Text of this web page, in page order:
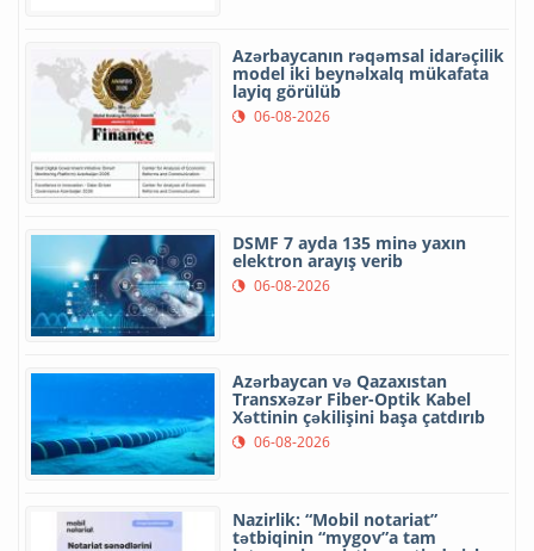
Azərbaycanın rəqəmsal idarəçilik
model iki beynəlxalq mükafata
layiq görülüb
06-08-2026
DSMF 7 ayda 135 minə yaxın
elektron arayış verib
06-08-2026
Azərbaycan və Qazaxıstan
Transxəzər Fiber-Optik Kabel
Xəttinin çəkilişini başa çatdırıb
06-08-2026
Nazirlik: “Mobil notariat”
tətbiqinin “mygov”a tam